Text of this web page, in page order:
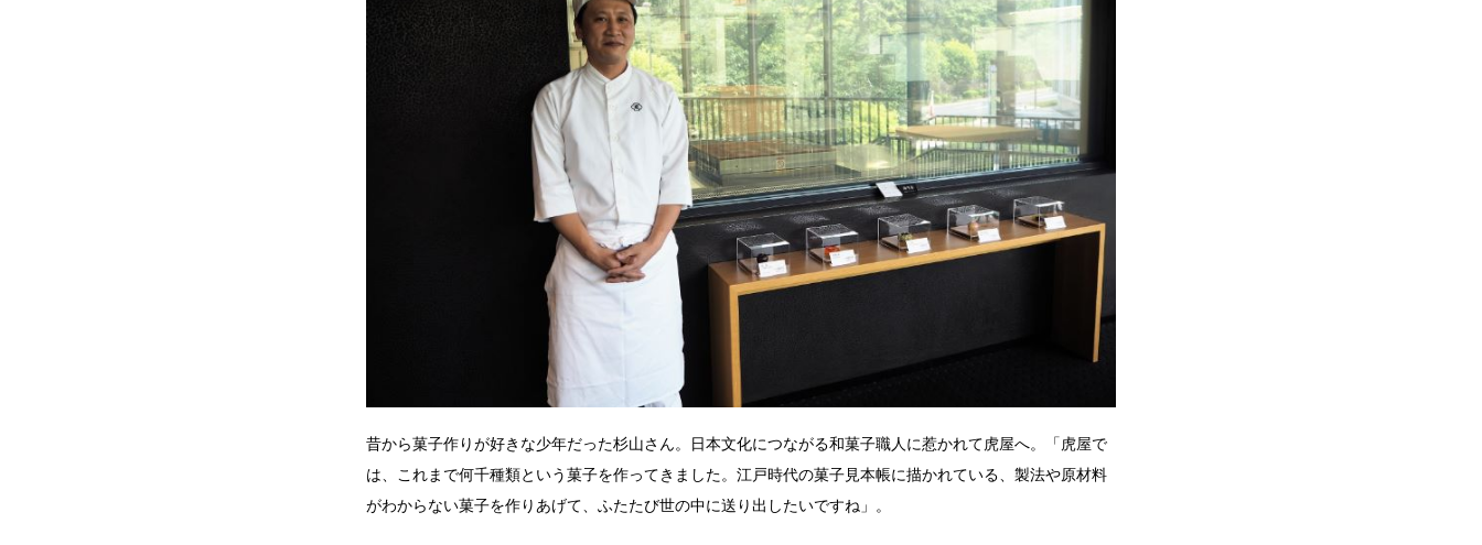
昔から菓子作りが好きな少年だった杉山さん。日本文化につながる和菓子職人に惹かれて虎屋へ。「虎屋で
は、これまで何千種類という菓子を作ってきました。江戸時代の菓子見本帳に描かれている、製法や原材料
がわからない菓子を作りあげて、ふたたび世の中に送り出したいですね」。